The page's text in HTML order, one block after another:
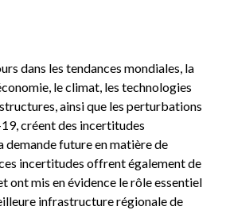
dans les tendances mondiales, la
le climat, les technologies
ainsi que les perturbations
créent des incertitudes
demande future en matière de
incertitudes offrent également de
ont mis en évidence le rôle essentiel
infrastructure régionale de